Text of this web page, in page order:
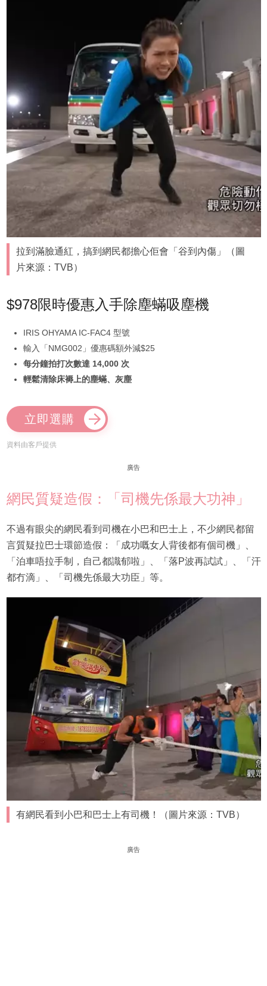
拉到滿臉通紅，搞到網民都擔心佢會「谷到內傷」（圖
片來源：TVB）
$978限時優惠入手除塵蟎吸塵機
IRIS OHYAMA IC-FAC4 型號
輸入「NMG002」優惠碼額外減$25
每分鐘拍打次數達 14,000 次
輕鬆清除床褥上的塵蟎、灰塵
立即選購
資料由客戶提供
廣告
網民質疑造假：「司機先係最大功神」
不過有眼尖的網民看到司機在小巴和巴士上，不少網民都留
言質疑拉巴士環節造假：「成功嘅女人背後都有個司機」、
「泊車唔拉手制，自己都識郁啦」、「落P波再試試」、「汗
都冇滴」、「司機先係最大功臣」等。
有網民看到小巴和巴士上有司機！（圖片來源：TVB）
廣告